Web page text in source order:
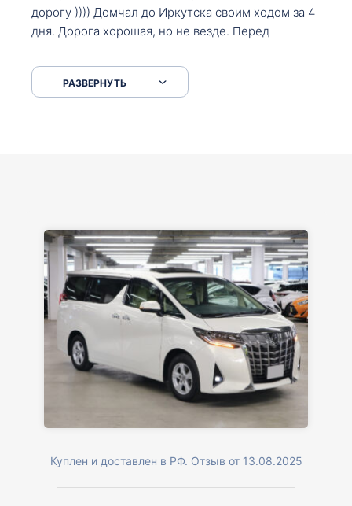
дорогу )))) Домчал до Иркутска своим ходом за 4
дня. Дорога хорошая, но не везде. Перед
серпантинах по пути следования.
РАЗВЕРНУТЬ
Куплен и доставлен в РФ. Отзыв от 13.08.2025